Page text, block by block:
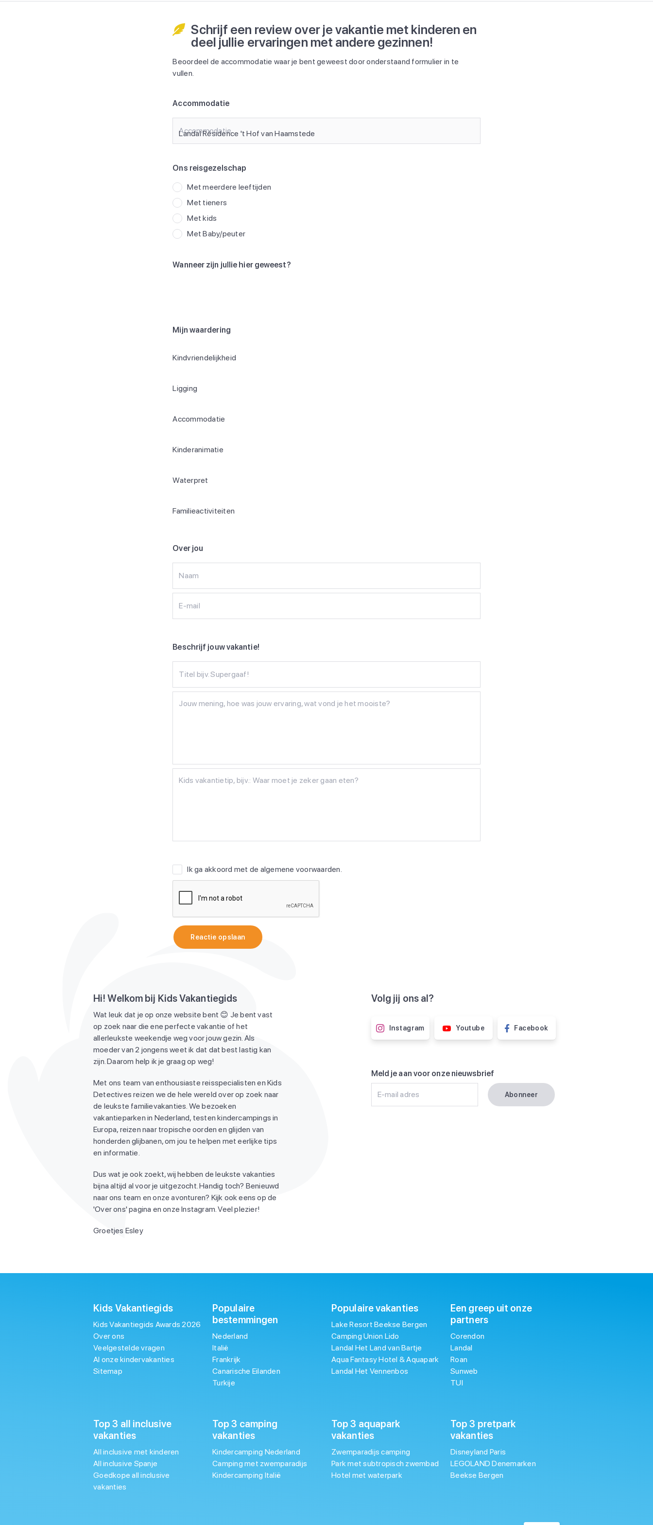
Schrijf een review over je vakantie met kinderen en
deel jullie ervaringen met andere gezinnen!
Beoordeel de accommodatie waar je bent geweest door onderstaand formulier in te
vullen.
Accommodatie
Accommodatie
Ons reisgezelschap
Met meerdere leeftijden
Met tieners
Met kids
Met Baby/peuter
Wanneer zijn jullie hier geweest?
Mijn waardering
Kindvriendelijkheid
Ligging
Accommodatie
Kinderanimatie
Waterpret
Familieactiviteiten
Over jou
Naam
E-mail
Beschrijf jouw vakantie!
Titel bijv. Supergaaf!
Ik ga akkoord met de algemene voorwaarden.
Reactie opslaan
Hi! Welkom bij Kids Vakantiegids
Wat leuk dat je op onze website bent 😊 Je bent vast
op zoek naar die ene perfecte vakantie of het
allerleukste weekendje weg voor jouw gezin. Als
moeder van 2 jongens weet ik dat dat best lastig kan
zijn. Daarom help ik je graag op weg!
Met ons team van enthousiaste reisspecialisten en Kids
Detectives reizen we de hele wereld over op zoek naar
de leukste familievakanties. We bezoeken
vakantieparken in Nederland, testen kindercampings in
Europa, reizen naar tropische oorden en glijden van
honderden glijbanen, om jou te helpen met eerlijke tips
en informatie.
Dus wat je ook zoekt, wij hebben de leukste vakanties
bijna altijd al voor je uitgezocht. Handig toch? Benieuwd
naar ons team en onze avonturen? Kijk ook eens op de
'Over ons' pagina en onze Instagram. Veel plezier!
Groetjes Esley
Volg jij ons al?
Instagram Youtube Facebook
Meld je aan voor onze nieuwsbrief
E-mail adres Abonneer
Kids Vakantiegids
Kids Vakantiegids Awards 2026
Over ons
Veelgestelde vragen
Al onze kindervakanties
Sitemap
Populaire
bestemmingen
Nederland
Italië
Frankrijk
Canarische Eilanden
Turkije
Populaire vakanties
Lake Resort Beekse Bergen
Camping Union Lido
Landal Het Land van Bartje
Aqua Fantasy Hotel & Aquapark
Landal Het Vennenbos
Een greep uit onze
partners
Corendon
Landal
Roan
Sunweb
TUI
Top 3 all inclusive
vakanties
All inclusive met kinderen
All inclusive Spanje
Goedkope all inclusive
vakanties
Top 3 camping
vakanties
Kindercamping Nederland
Camping met zwemparadijs
Kindercamping Italië
Top 3 aquapark
vakanties
Zwemparadijs camping
Park met subtropisch zwembad
Hotel met waterpark
Top 3 pretpark
vakanties
Disneyland Paris
LEGOLAND Denemarken
Beekse Bergen